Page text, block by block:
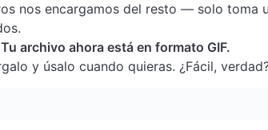
nos encargamos del resto — solo toma
archivo ahora está en formato GIF.
y úsalo cuando quieras. ¿Fácil,